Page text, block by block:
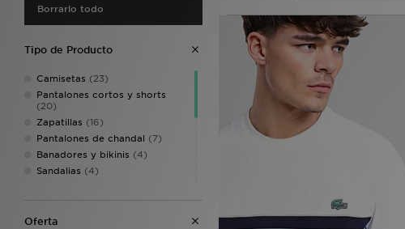
Borrarlo todo
Tipo de Producto
Camisetas (23)
Pantalones cortos y shorts
(20)
Zapatillas (16)
Pantalones de chandal (7)
Banadores y bikinis (4)
Sandalias (4)
Pantuflas(3)
Polos
Oferta